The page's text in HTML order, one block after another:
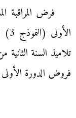
فرض المراقبة
تلاميذ السنة
فروض الدورة